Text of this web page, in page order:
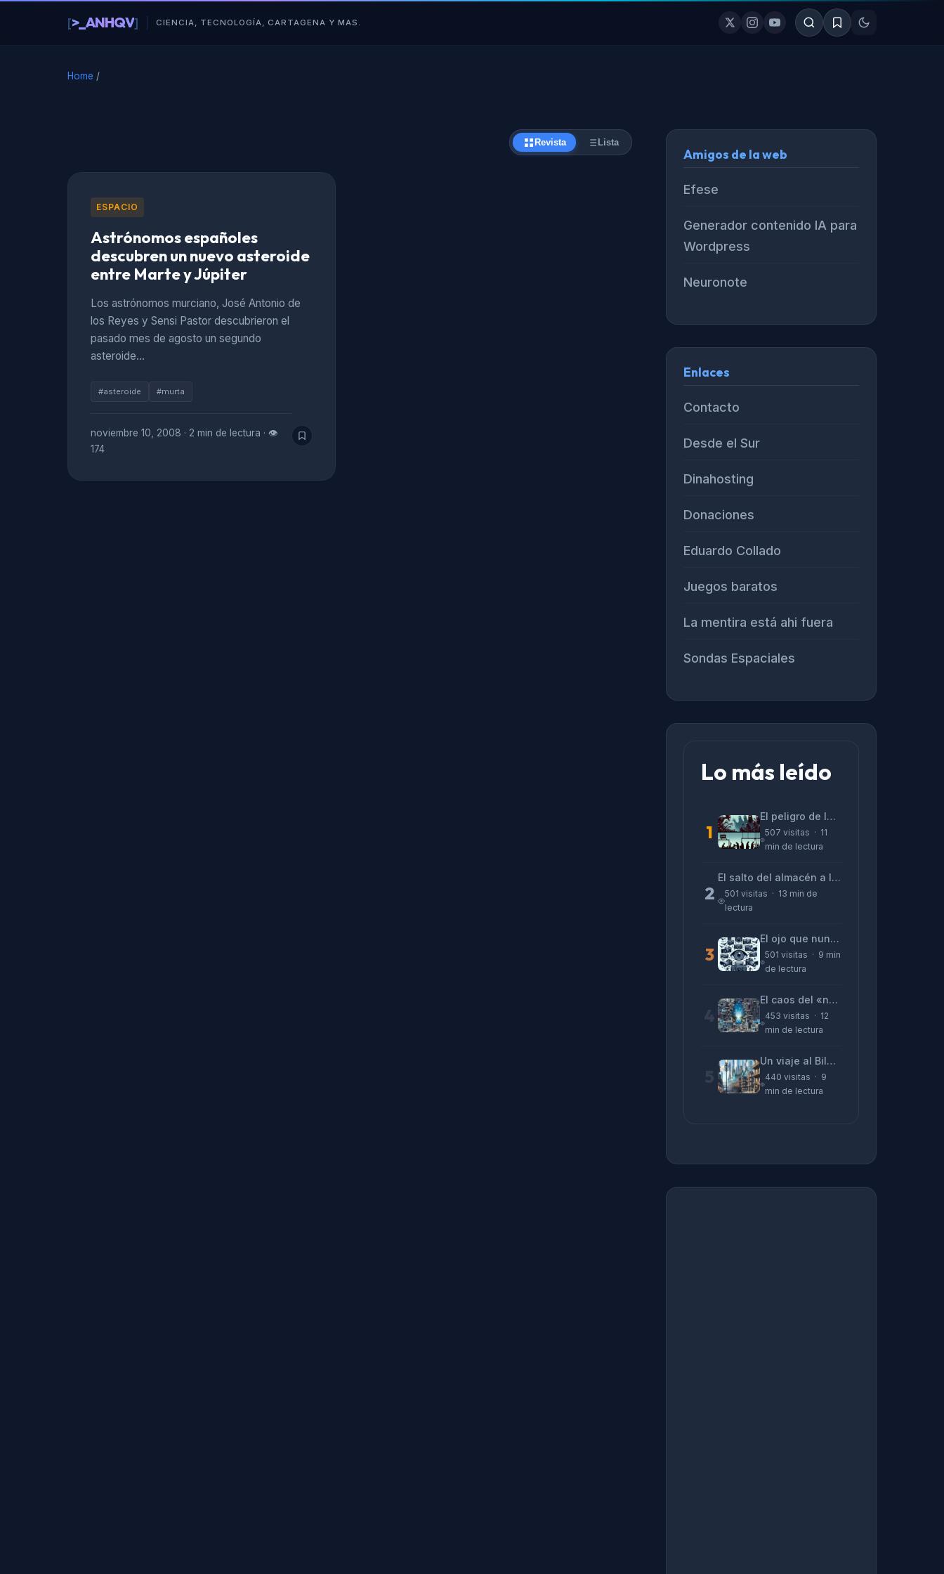
[>_ANHQV] CIENCIA, TECNOLOGÍA, CARTAGENA Y MAS.
Home /
Revista Lista
ESPACIO
Astrónomos españoles
descubren un nuevo asteroide
entre Marte y Júpiter
Los astrónomos murciano, José Antonio de
los Reyes y Sensi Pastor descubrieron el
pasado mes de agosto un segundo
asteroide…
#asteroide #murta
noviembre 10, 2008 · 2 min de lectura · 👁
174
Amigos de la web
Efese
Generador contenido IA para
Wordpress
Neuronote
Enlaces
Contacto
Desde el Sur
Dinahosting
Donaciones
Eduardo Collado
Juegos baratos
La mentira está ahi fuera
Sondas Espaciales
Lo más leído
1
El peligro de las «alucinaciones» y el CV prefabricado
507 visitas · 11
min de lectura
2
El salto del almacén a la terminal: La realidad de reinventarse en tecnología
501 visitas · 13 min de
lectura
3
El ojo que nunca parpadea: lo que nos cuentan las cámaras de Lizeth Marzano
501 visitas · 9 min
de lectura
El caos del «no funciona nada» y la realidad tras la pantalla
453 visitas · 12
min de lectura
Un viaje al Bilbao de 2026 con sabor a 1895
440 visitas · 9
min de lectura